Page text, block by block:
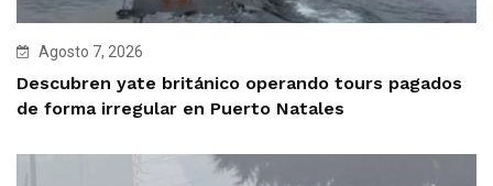
Agosto 7, 2026
Descubren yate británico operando tours pagados
de forma irregular en Puerto Natales